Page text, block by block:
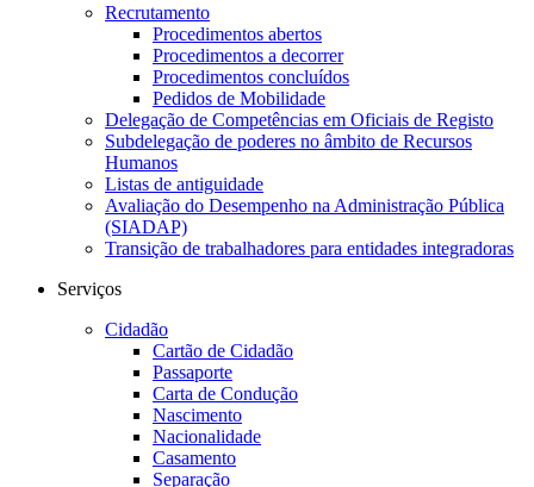
Recrutamento
Procedimentos abertos
Procedimentos a decorrer
Procedimentos concluídos
Pedidos de Mobilidade
Delegação de Competências em Oficiais de Registo
Subdelegação de poderes no âmbito de Recursos
Humanos
Listas de antiguidade
Avaliação do Desempenho na Administração Pública
(SIADAP)
Transição de trabalhadores para entidades integradoras
Serviços
Cidadão
Cartão de Cidadão
Passaporte
Carta de Condução
Nascimento
Nacionalidade
Casamento
Separação